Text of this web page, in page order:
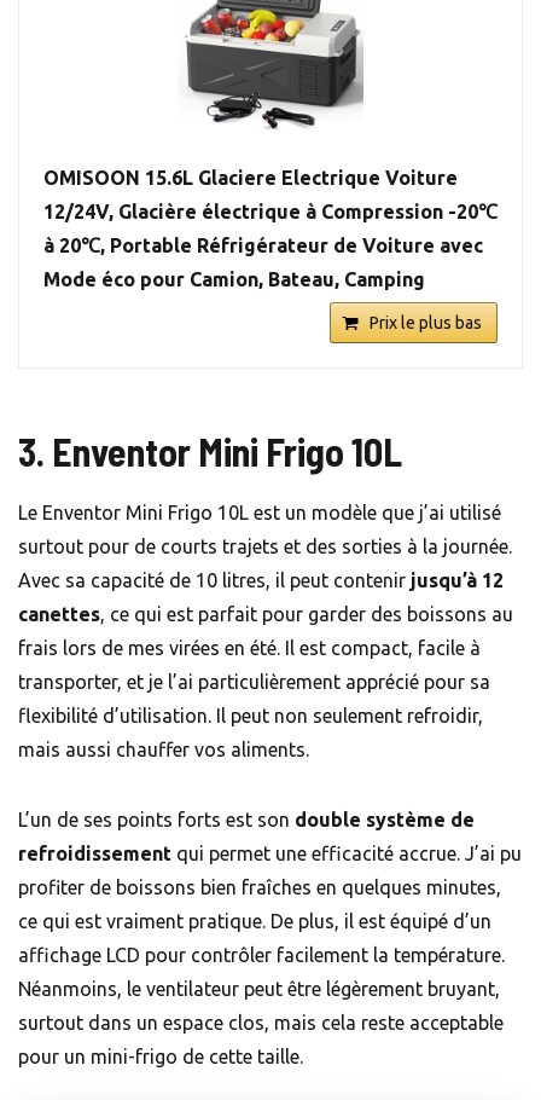
OMISOON 15.6L Glaciere Electrique Voiture
12/24V, Glacière électrique à Compression -20℃
à 20℃, Portable Réfrigérateur de Voiture avec
Mode éco pour Camion, Bateau, Camping
Prix le plus bas
3. Enventor Mini Frigo 10L
Le Enventor Mini Frigo 10L est un modèle que j’ai utilisé
surtout pour de courts trajets et des sorties à la journée.
Avec sa capacité de 10 litres, il peut contenir jusqu’à 12
canettes, ce qui est parfait pour garder des boissons au
frais lors de mes virées en été. Il est compact, facile à
transporter, et je l’ai particulièrement apprécié pour sa
flexibilité d’utilisation. Il peut non seulement refroidir,
mais aussi chauffer vos aliments.
L’un de ses points forts est son double système de
refroidissement qui permet une efficacité accrue. J’ai pu
profiter de boissons bien fraîches en quelques minutes,
ce qui est vraiment pratique. De plus, il est équipé d’un
affichage LCD pour contrôler facilement la température.
Néanmoins, le ventilateur peut être légèrement bruyant,
surtout dans un espace clos, mais cela reste acceptable
pour un mini-frigo de cette taille.